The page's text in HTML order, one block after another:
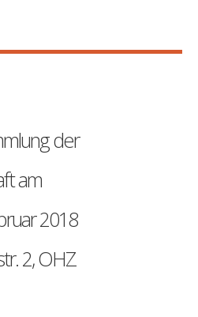
der
am
2018
2, OHZ